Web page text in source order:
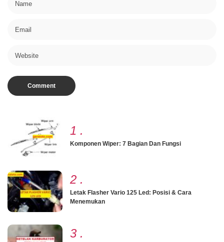
1 .
Komponen Wiper: 7 Bagian Dan Fungsi
2 .
Letak Flasher Vario 125 Led: Posisi & Cara
Menemukan
3 .